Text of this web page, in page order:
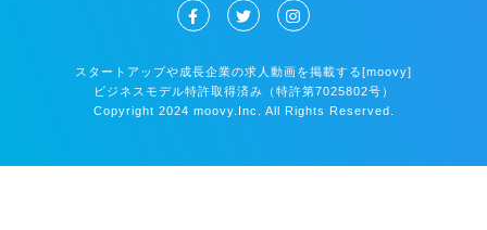
スタートアップや成長企業の求人動画を掲載する[moovy]
ビジネスモデル特許取得済み（特許第7025802号）
Copyright 2024 moovy.Inc. All Rights Reserved.